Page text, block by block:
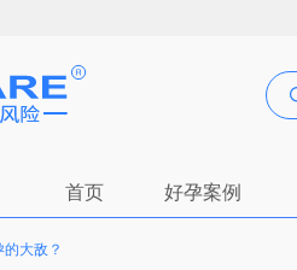
首页 好孕案例
大敌？